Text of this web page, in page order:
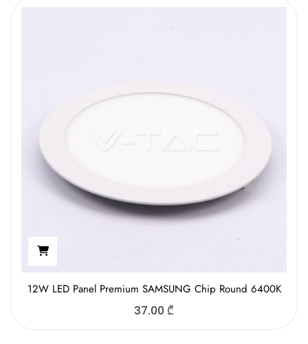
12W LED Panel Premium SAMSUNG Chip Round 6400K
37.00 ₾